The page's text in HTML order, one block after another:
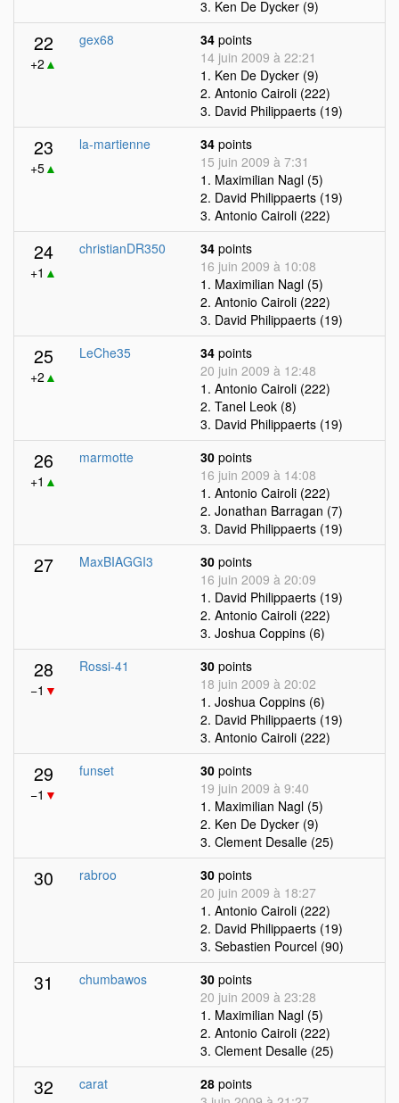
3. Ken De Dycker (9)
22
+2 ▲
gex68 34 points
14 juin 2009 à 22:21
1. Ken De Dycker (9)
2. Antonio Cairoli (222)
3. David Philippaerts (19)
23
+5▲
la-martienne 34 points
15 juin 2009 à 7:31
1. Maximilian Nagl (5)
2. David Philippaerts (19)
3. Antonio Cairoli (222)
24
+1 ▲
christianDR350 34 points
16 juin 2009 à 10:08
1. Maximilian Nagl (5)
2. Antonio Cairoli (222)
3. David Philippaerts (19)
25
+2 ▲
LeChe35 34 points
20 juin 2009 à 12:48
1. Antonio Cairoli (222)
2. Tanel Leok (8)
3. David Philippaerts (19)
26
+1 ▲
marmotte 30 points
16 juin 2009 à 14:08
1. Antonio Cairoli (222)
2. Jonathan Barragan (7)
3. David Philippaerts (19)
27 MaxBIAGGI3 30 points
16 juin 2009 à 20:09
1. David Philippaerts (19)
2. Antonio Cairoli (222)
3. Joshua Coppins (6)
28
−1 ▼
Rossi-41 30 points
18 juin 2009 à 20:02
1. Joshua Coppins (6)
2. David Philippaerts (19)
3. Antonio Cairoli (222)
29
−1 ▼
funset 30 points
19 juin 2009 à 9:40
1. Maximilian Nagl (5)
2. Ken De Dycker (9)
3. Clement Desalle (25)
30 rabroo 30 points
20 juin 2009 à 18:27
1. Antonio Cairoli (222)
2. David Philippaerts (19)
3. Sebastien Pourcel (90)
31 chumbawos 30 points
20 juin 2009 à 23:28
1. Maximilian Nagl (5)
2. Antonio Cairoli (222)
3. Clement Desalle (25)
32 carat 28 points